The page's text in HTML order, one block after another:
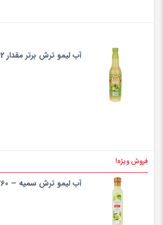
آب لیمو ترش برتر مقدار 0.42 لیتر
فروش ویژه!
آب لیمو ترش سمیه – 260 گرم